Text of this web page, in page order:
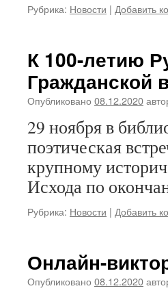
Рубрика: Новости | Добавить
К 100-летию
Гражданской
Опубликовано 08.12.2020
29 ноября в
поэтическая
крупному
Исхода по
Рубрика: Новости | Добавить
Онлайн-
Опубликовано 08.12.2020